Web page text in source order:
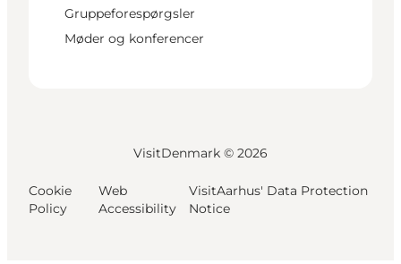
Gruppeforespørgsler
Møder og konferencer
VisitDenmark © 2026
Cookie
Policy
Web
Accessibility
VisitAarhus' Data Protection
Notice